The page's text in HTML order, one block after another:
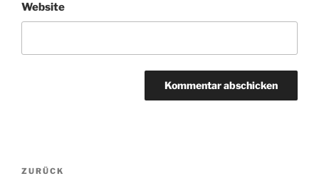
Website
Beitragsnavigation
Vorheriger
ZURÜCK